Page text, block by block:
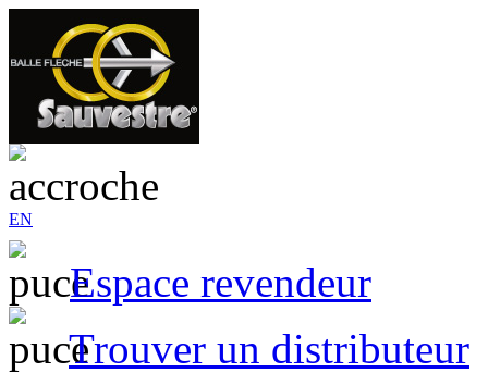
EN
Espace revendeur
Trouver un distributeur